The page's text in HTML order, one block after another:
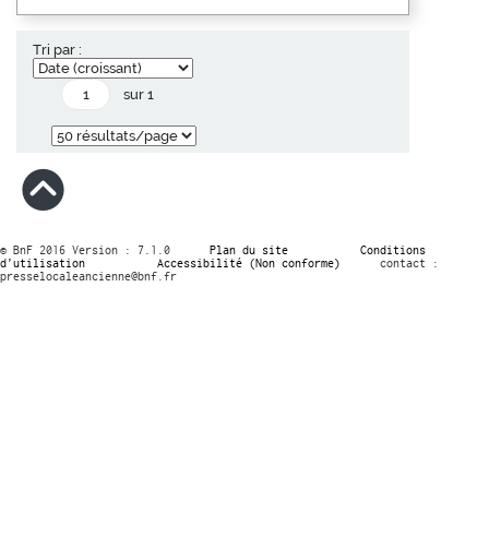
Tri par :
sur 1
© BnF 2016 Version : 7.1.0 Plan du site
Conditions
d’utilisation
Accessibilité (Non conforme)
contact :
presselocaleancienne@bnf.fr